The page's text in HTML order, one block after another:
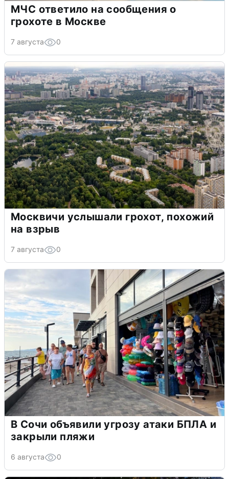
МЧС ответило на сообщения о
грохоте в Москве
7 августа 0
Москвичи услышали грохот, похожий
на взрыв
7 августа 0
В Сочи объявили угрозу атаки БПЛА и
закрыли пляжи
6 августа 0